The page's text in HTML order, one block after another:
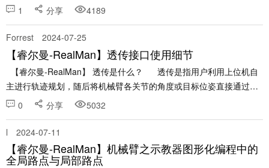
1
分享 4189
Forrest 2024-07-25
【睿尔曼-RealMan】透传接口使用细节
【睿尔曼-RealMan】 透传是什么？ 透传是指用户利用上位机自
主进行轨迹规划，随后将机械臂各关节的角度或目标位姿直接通过通
信接口（如CANFD、WIFI、网口等）发送给控......
0 分享 5032
l 2024-07-11
【睿尔曼-RealMan】机械臂之示教器图形化编程中的
全局路点与局部路点